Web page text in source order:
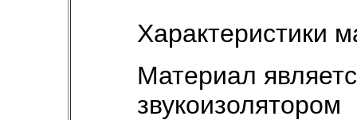
Характеристики
Материал
звукоизолятором